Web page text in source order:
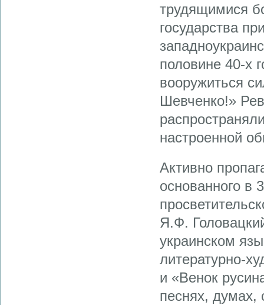
трудящимися
государства
половине 40-х
вооружиться
Шевченко!»
настроенной
Активно
основанного в
Я.Ф.
украинском
литературно-
и «Венок
песнях, думах,